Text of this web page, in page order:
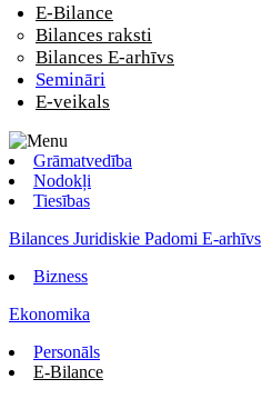
E-Bilance
Bilances raksti
Bilances E-arhīvs
Semināri
E-veikals
Grāmatvedība
Nodokļi
Tiesības
Bilances Juridiskie Padomi E-arhīvs
Bizness
Ekonomika
Personāls
E-Bilance